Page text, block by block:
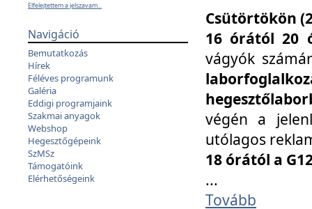
Elfelejtettem a jelszavam...
Navigáció
Bemutatkozás
Hírek
Féléves programunk
Galéria
Eddigi programjaink
Szakmai anyagok
Webshop
Hegesztőgépeink
SzMSz
Támogatóink
Elérhetőségeink
Csütörtökön
16 órától 20
vágyók
végén a
utólagos
18 órától a
...
Tovább